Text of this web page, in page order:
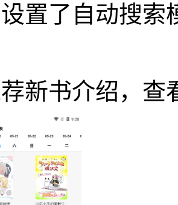
置了自动搜
新书介绍，查